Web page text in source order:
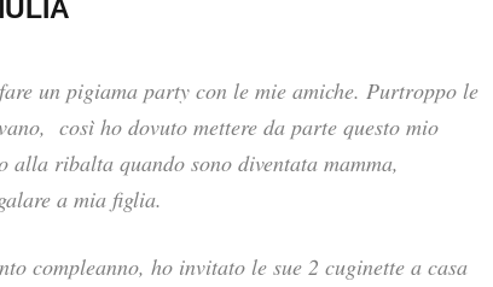
un pigiama party con le mie amiche. Purtroppo le
così ho dovuto mettere da parte questo mio
ribalta quando sono diventata mamma,
a mia figlia.
compleanno, ho invitato le sue 2 cuginette a casa